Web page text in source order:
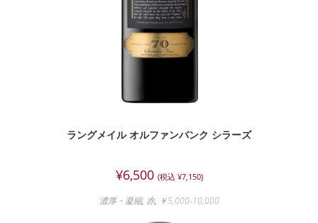
ラングメイル オルファンバンク シラーズ
¥6,500 (税込 ¥7,150)
濃厚・凝縮, 赤, ￥5,000-10,000